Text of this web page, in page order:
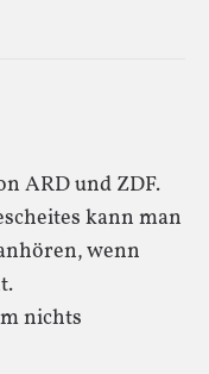
ARD und ZDF.
kann man
wenn
nichts